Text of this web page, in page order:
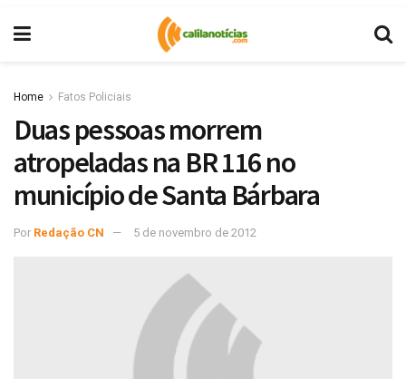
Home Fatos Policiais
Duas pessoas morrem
atropeladas na BR 116 no
município de Santa Bárbara
Por Redação CN 5 de novembro de 2012